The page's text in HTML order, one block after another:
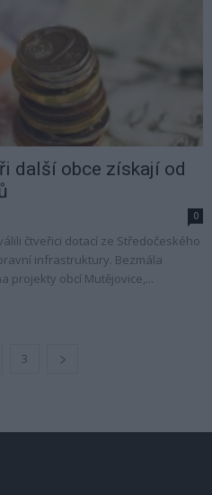
další obce získají od
0
čtveřici dotací ze Středočeského
infrastruktury. Bezmála
projekty obcí Mutějovice,...
3